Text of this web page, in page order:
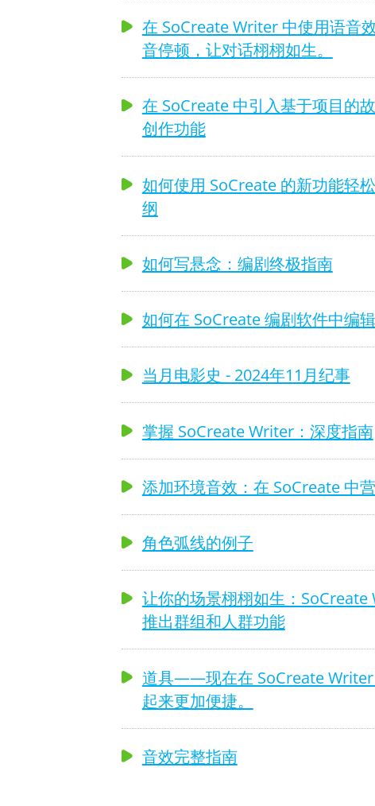
在 SoCreate Writer 中使用语音
音停顿，让对话栩栩如生。
在 SoCreate 中引入基于项目的
创作功能
如何使用 SoCreate 的新功能轻
纲
如何写悬念：编剧终极指南
如何在 SoCreate 编剧软件中编
当月电影史 - 2024年11月纪事
掌握 SoCreate Writer：深度指南
添加环境音效：在 SoCreate 中
角色弧线的例子
让你的场景栩栩如生：SoCreate
推出群组和人群功能
道具——现在在 SoCreate Writer
起来更加便捷。
音效完整指南